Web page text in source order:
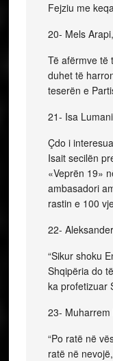
Fejziu me
20- Mels
Të afërmve të
duhet të
teserën e
21- Isa
Çdo i
Isait secilën
«Veprën 19»
ambasadori
rastin e 100
22-
“Sikur shoku
Shqipëria do
ka profetizuar
23-
“Po ratë në
ratë në